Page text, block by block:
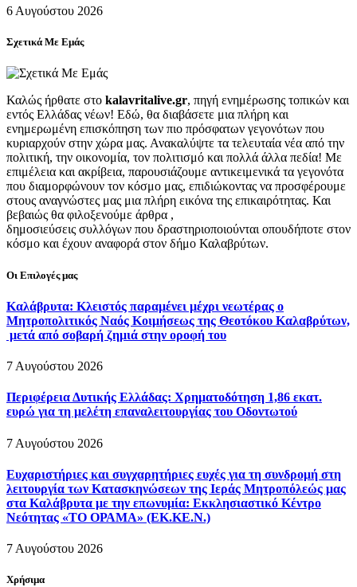
6 Αυγούστου 2026
Σχετικά Με Εμάς
Καλώς ήρθατε στο kalavritalive.gr, πηγή ενημέρωσης τοπικών και
εντός Ελλάδας νέων! Εδώ, θα διαβάσετε μια πλήρη και
ενημερωμένη επισκόπηση των πιο πρόσφατων γεγονότων που
κυριαρχούν στην χώρα μας. Ανακαλύψτε τα τελευταία νέα από την
πολιτική, την οικονομία, τον πολιτισμό και πολλά άλλα πεδία! Με
επιμέλεια και ακρίβεια, παρουσιάζουμε αντικειμενικά τα γεγονότα
που διαμορφώνουν τον κόσμο μας, επιδιώκοντας να προσφέρουμε
στους αναγνώστες μας μια πλήρη εικόνα της επικαιρότητας. Και
βεβαιώς θα φιλοξενούμε άρθρα ,
δημοσιεύσεις συλλόγων που δραστηριοποιούνται οπουδήποτε στον
κόσμο και έχουν αναφορά στον δήμο Καλαβρύτων.
Οι Επιλογές μας
Καλάβρυτα: Κλειστός παραμένει μέχρι νεωτέρας ο
Μητροπολιτικός Ναός Κοιμήσεως της Θεοτόκου Καλαβρύτων,
μετά από σοβαρή ζημιά στην οροφή του
7 Αυγούστου 2026
Περιφέρεια Δυτικής Ελλάδας: Χρηματοδότηση 1,86 εκατ.
ευρώ για τη μελέτη επαναλειτουργίας του Οδοντωτού
7 Αυγούστου 2026
Ευχαριστήριες και συγχαρητήριες ευχές για τη συνδρομή στη
λειτουργία των Κατασκηνώσεων της Ιεράς Μητροπόλεώς μας
στα Καλάβρυτα με την επωνυμία: Εκκλησιαστικό Κέντρο
Νεότητας «ΤΟ ΟΡΑΜΑ» (ΕΚ.ΚΕ.Ν.)
7 Αυγούστου 2026
Χρήσιμα